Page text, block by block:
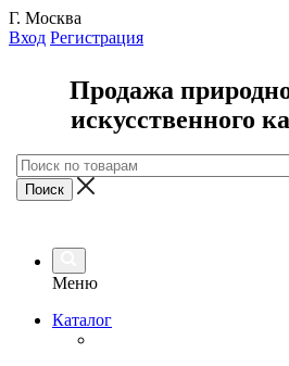
Г. Москва
Вход Регистрация
Продажа
искусственного
Меню
Каталог